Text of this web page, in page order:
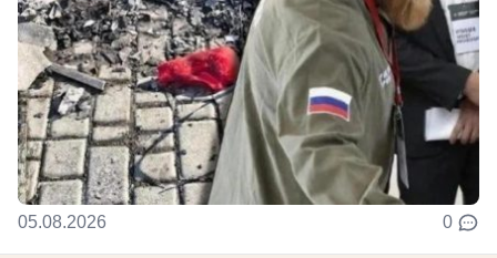
05.08.2026 0